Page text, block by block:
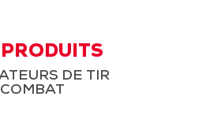
DE TIR